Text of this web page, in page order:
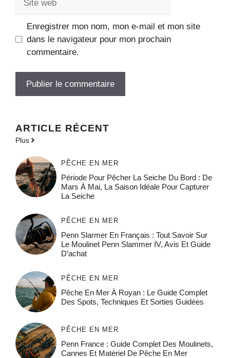
Enregistrer mon nom, mon e-mail et mon site
dans le navigateur pour mon prochain
commentaire.
ARTICLE RÉCENT
Plus
PÊCHE EN MER
Période Pour Pêcher La Seiche Du Bord : De
Mars À Mai, La Saison Idéale Pour Capturer
La Seiche
PÊCHE EN MER
Penn Slarmer En Français : Tout Savoir Sur
Le Moulinet Penn Slammer IV, Avis Et Guide
D’achat
PÊCHE EN MER
Pêche En Mer À Royan : Le Guide Complet
Des Spots, Techniques Et Sorties Guidées
PÊCHE EN MER
Penn France : Guide Complet Des Moulinets,
Cannes Et Matériel De Pêche En Mer